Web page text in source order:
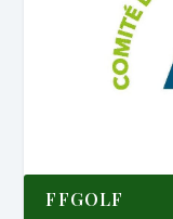
FFGOLF